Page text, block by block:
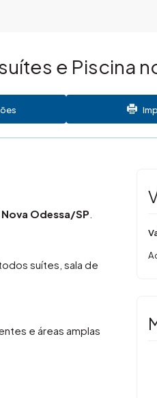
e Piscina
Nova Odessa/SP
suítes, sala de
e áreas amplas
especiais